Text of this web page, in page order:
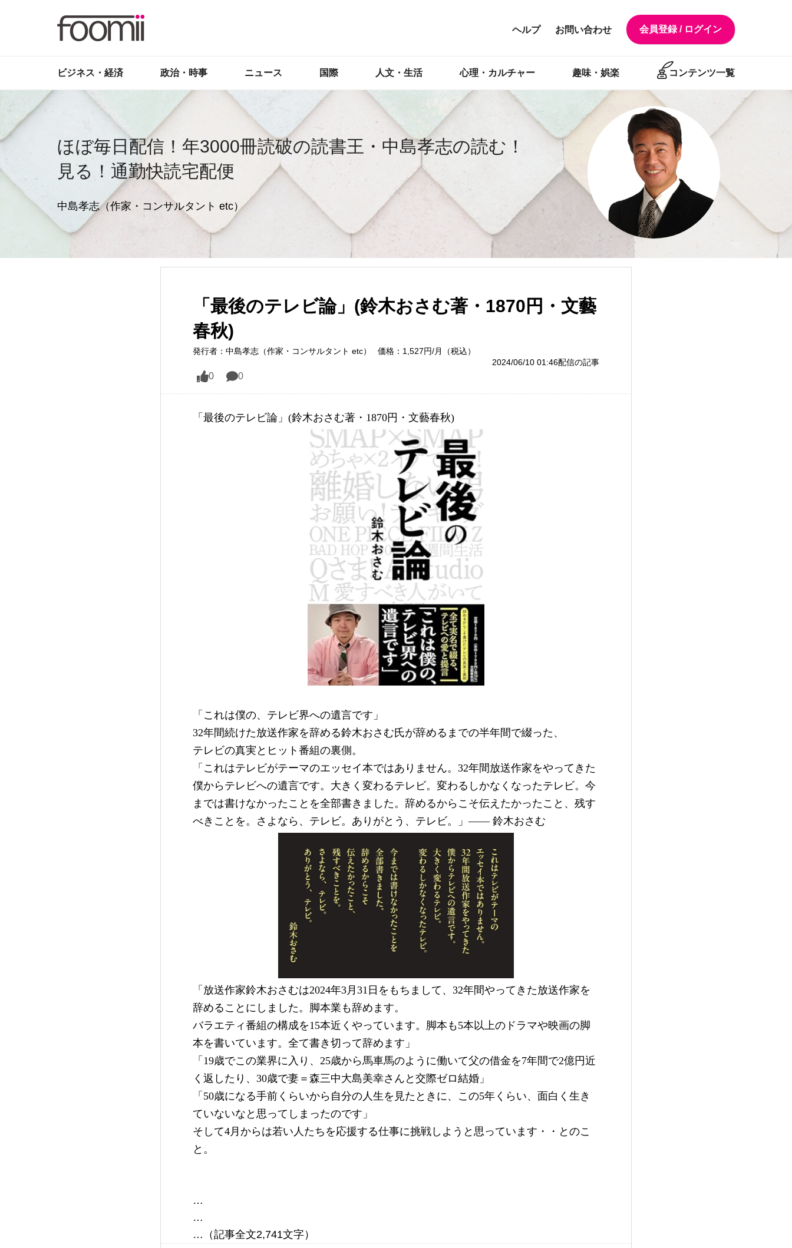
会員登録 / ログイン
お問い合わせ
ヘルプ
ビジネス・経済 政治・時事 ニュース 国際 人文・生活 心理・カルチャー 趣味・娯楽 コンテンツ一覧
ほぼ毎日配信！年3000冊読破の読書王・中島孝志の読む！
見る！通勤快読宅配便
中島孝志（作家・コンサルタント etc）
「最後のテレビ論」(鈴木おさむ著・1870円・文藝
春秋)
発行者：中島孝志（作家・コンサルタント etc）
価格：1,527円/月（税込）
2024/06/10 01:46配信の記事
0 0
「最後のテレビ論」(鈴木おさむ著・1870円・文藝春秋)
「これは僕の、テレビ界への遺言です」
32年間続けた放送作家を辞める鈴木おさむ氏が辞めるまでの半年間で綴った、
テレビの真実とヒット番組の裏側。
「これはテレビがテーマのエッセイ本ではありません。32年間放送作家をやってきた
僕からテレビへの遺言です。大きく変わるテレビ。変わるしかなくなったテレビ。今
までは書けなかったことを全部書きました。辞めるからこそ伝えたかったこと、残す
べきことを。さよなら、テレビ。ありがとう、テレビ。」―― 鈴木おさむ
「放送作家鈴木おさむは2024年3月31日をもちまして、32年間やってきた放送作家を
辞めることにしました。脚本業も辞めます。
バラエティ番組の構成を15本近くやっています。脚本も5本以上のドラマや映画の脚
本を書いています。全て書き切って辞めます」
「19歳でこの業界に入り、25歳から馬車馬のように働いて父の借金を7年間で2億円近
く返したり、30歳で妻＝森三中大島美幸さんと交際ゼロ結婚」
「50歳になる手前くらいから自分の人生を見たときに、この5年くらい、面白く生き
ていないなと思ってしまったのです」
そして4月からは若い人たちを応援する仕事に挑戦しようと思っています・・とのこ
と。
…
…